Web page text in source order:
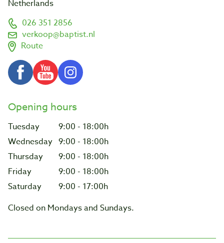
Netherlands
026 351 2856
verkoop@baptist.nl
Route
Opening hours
Tuesday
9:00 - 18:00h
Wednesday 9:00 - 18:00h
Thursday
9:00 - 18:00h
Friday
9:00 - 18:00h
Saturday
9:00 - 17:00h
Closed on Mondays and Sundays.